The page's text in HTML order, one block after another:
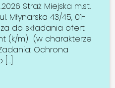
Straż Miejska m.st.
Młynarska 43/45, 01-
do składania ofert
(k/m) (w charakterze
Ochrona